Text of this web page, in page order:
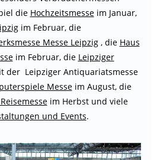
die Hochzeitsmesseim Januar,
im Februar, die
Messe Leipzig, die Haus
im Februar, die Leipziger
der Leipziger Antiquariatsmesse
Messeim August, die
im Herbst und viele
und Events.